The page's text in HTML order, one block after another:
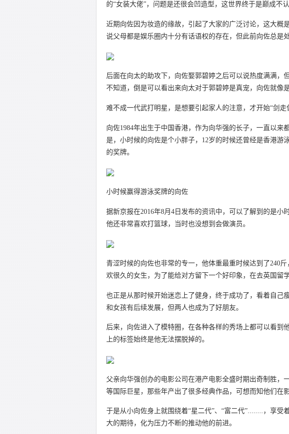
的“女装大佬”，问题是还很会凹造型，这世界终于是巅成不
近期向佐因为妆造的缘故，引起了大家的广泛讨论，这大概
说父母都是娱乐圈内十分有话语权的存在，但此前向佐总是
后面在向太的助攻下，向佐娶郭碧婷之后可以说热度满满，
不知道，倒是可以看出来向太对于郭碧婷是真宠，向佐就像是
难不成一代武打明星，是想要引起家人的注意，才开始“剑走
向佐1984年出生于中国香港，作为向华强的长子，一直以来
是，小时候的向佐是个小胖子，12岁的时候还曾经是香港游
的奖牌。
小时候赢得游泳奖牌的向佐
据新京报在2016年8月4日发布的资讯中，可以了解到的是小
他还非常喜欢打篮球，当时也没想到会做演员。
青涩时候的向佐也非常的专一，他体重最重时候达到了240
欢很久的女生，为了能给对方留下一个好印象，在去英国留
也正是从那时候开始迷恋上了健身，终于成功了，看着自己
和女孩有后续发展，但两人也成为了好朋友。
后来，向佐进入了模特圈，在各种各样的秀场上都可以看到
上的标签始终是他无法摆脱掉的。
父亲向华强创办的电影公司在港产电影全盛时期出奇制胜，
等国际巨星，那些年产出了很多经典作品，可想而知他们在
于是从小向佐身上就围绕着“星二代”、“富二代”........，享
大的期待，化为压力不断的推动他的前进。